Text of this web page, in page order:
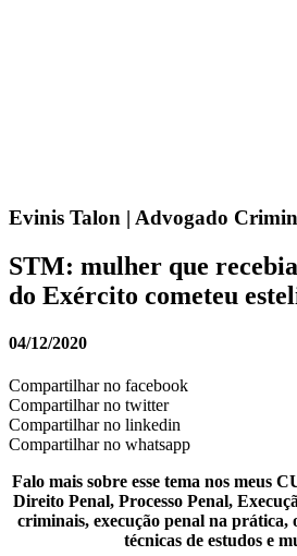
Evinis Talon | Advogado
STM: mulher que recebia
do Exército cometeu
04/12/2020
Compartilhar no facebook
Compartilhar no twitter
Compartilhar no linkedin
Compartilhar no whatsapp
Falo mais sobre esse tema nos meus
Direito Penal, Processo Penal,
criminais, execução penal na
técnicas de estudos e